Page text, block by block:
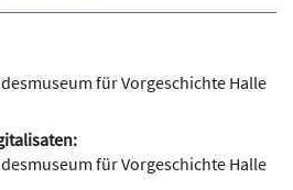
für Vorgeschichte Halle
für Vorgeschichte Halle